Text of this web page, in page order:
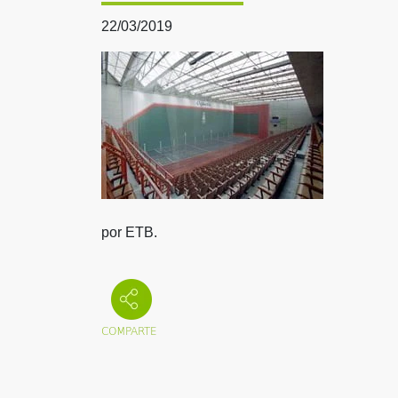
22/03/2019
por ETB.